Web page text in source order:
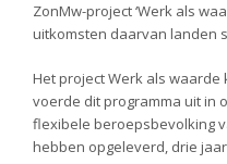
ZonMw-project ‘Werk als
uitkomsten daarvan landen
Het project Werk als
voerde dit programma uit in
flexibele beroepsbevolking
hebben opgeleverd, drie